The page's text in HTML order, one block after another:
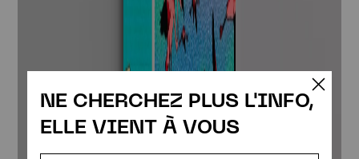
NE CHERCHEZ PLUS L'INFO,
ELLE VIENT À VOUS